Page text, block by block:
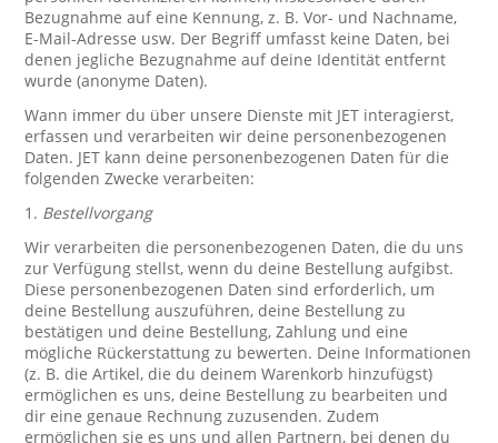
Bezugnahme auf eine Kennung, z. B. Vor- und Nachname,
E-Mail-Adresse usw. Der Begriff umfasst keine Daten, bei
denen jegliche Bezugnahme auf deine Identität entfernt
wurde (anonyme Daten).
Wann immer du über unsere Dienste mit JET interagierst,
erfassen und verarbeiten wir deine personenbezogenen
Daten. JET kann deine personenbezogenen Daten für die
folgenden Zwecke verarbeiten:
1. Bestellvorgang
Wir verarbeiten die personenbezogenen Daten, die du uns
zur Verfügung stellst, wenn du deine Bestellung aufgibst.
Diese personenbezogenen Daten sind erforderlich, um
deine Bestellung auszuführen, deine Bestellung zu
bestätigen und deine Bestellung, Zahlung und eine
mögliche Rückerstattung zu bewerten. Deine Informationen
(z. B. die Artikel, die du deinem Warenkorb hinzufügst)
ermöglichen es uns, deine Bestellung zu bearbeiten und
dir eine genaue Rechnung zuzusenden. Zudem
ermöglichen sie es uns und allen Partnern, bei denen du